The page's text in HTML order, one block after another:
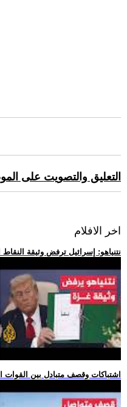
التعليق والتصويت على
اخر الافلام
.. نتنياهو: إسرائيل ترفض وثيقة النقاط الـ15 بشأن غزة التي
.. اشتباكات وقصف متبادل بين القوات